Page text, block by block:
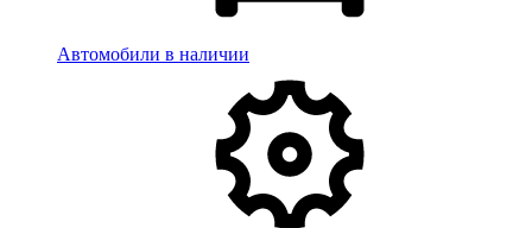
Автомобили в наличии